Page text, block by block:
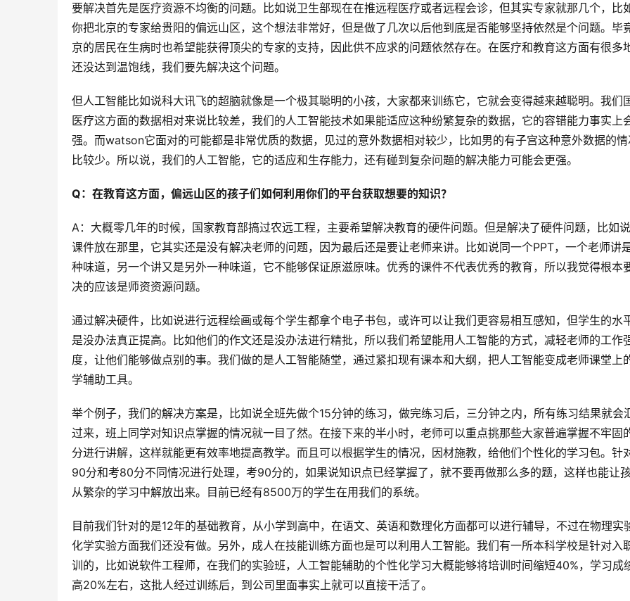
要解决首先是医疗资源不均衡的问题。比如说卫生部现在在推远程医疗或者远程会诊，但其实专家就那几个，比
你把北京的专家给贵阳的偏远山区，这个想法非常好，但是做了几次以后他到底是否能够坚持依然是个问题。毕
京的居民在生病时也希望能获得顶尖的专家的支持，因此供不应求的问题依然存在。在医疗和教育这方面有很多
还没达到温饱线，我们要先解决这个问题。
但人工智能比如说科大讯飞的超脑就像是一个极其聪明的小孩，大家都来训练它，它就会变得越来越聪明。我们
医疗这方面的数据相对来说比较差，我们的人工智能技术如果能适应这种纷繁复杂的数据，它的容错能力事实上
强。而watson它面对的可能都是非常优质的数据，见过的意外数据相对较少，比如男的有子宫这种意外数据的
比较少。所以说，我们的人工智能，它的适应和生存能力，还有碰到复杂问题的解决能力可能会更强。
Q：在教育这方面，偏远山区的孩子们如何利用你们的平台获取想要的知识？
A：大概零几年的时候，国家教育部搞过农远工程，主要希望解决教育的硬件问题。但是解决了硬件问题，比如
课件放在那里，它其实还是没有解决老师的问题，因为最后还是要让老师来讲。比如说同一个PPT，一个老师讲
种味道，另一个讲又是另外一种味道，它不能够保证原滋原味。优秀的课件不代表优秀的教育，所以我觉得根本
决的应该是师资资源问题。
通过解决硬件，比如说进行远程绘画或每个学生都拿个电子书包，或许可以让我们更容易相互感知，但学生的水
是没办法真正提高。比如他们的作文还是没办法进行精批，所以我们希望能用人工智能的方式，减轻老师的工作
度，让他们能够做点别的事。我们做的是人工智能随堂，通过紧扣现有课本和大纲，把人工智能变成老师课堂上
学辅助工具。
举个例子，我们的解决方案是，比如说全班先做个15分钟的练习，做完练习后，三分钟之内，所有练习结果就会
过来，班上同学对知识点掌握的情况就一目了然。在接下来的半小时，老师可以重点挑那些大家普遍掌握不牢固
分进行讲解，这样就能更有效率地提高教学。而且可以根据学生的情况，因材施教，给他们个性化的学习包。针
90分和考80分不同情况进行处理，考90分的，如果说知识点已经掌握了，就不要再做那么多的题，这样也能让
从繁杂的学习中解放出来。目前已经有8500万的学生在用我们的系统。
目前我们针对的是12年的基础教育，从小学到高中，在语文、英语和数理化方面都可以进行辅导，不过在物理实
化学实验方面我们还没有做。另外，成人在技能训练方面也是可以利用人工智能。我们有一所本科学校是针对入
训的，比如说软件工程师，在我们的实验班，人工智能辅助的个性化学习大概能够将培训时间缩短40%，学习成
高20%左右，这批人经过训练后，到公司里面事实上就可以直接干活了。